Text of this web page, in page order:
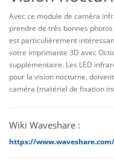
Avec ce module de caméra
prendre de très bonnes
est particulièrement
votre imprimante 3D avec
supplémentaire. Les LED
pour la vision nocturne,
caméra (matériel de fixation
Wiki Waveshare :
https://